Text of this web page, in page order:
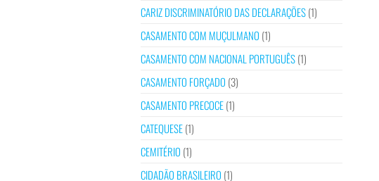
CARIZ DISCRIMINATÓRIO DAS DECLARAÇÕES(1)
CASAMENTO COM MUÇULMANO (1)
CASAMENTO COM NACIONAL PORTUGUÊS(1)
CASAMENTO FORÇADO (3)
CASAMENTO PRECOCE(1)
CATEQUESE(1)
CEMITÉRIO (1)
CIDADÃO BRASILEIRO (1)